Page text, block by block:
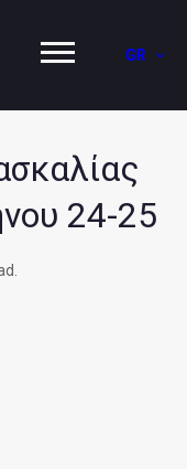
GR
24-25